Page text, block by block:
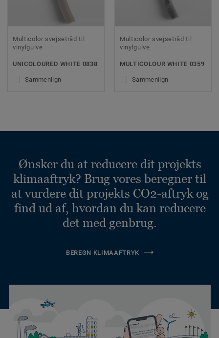
Multicolor svejsetråd til
vinylgulve
UNICOLOURED WHITE 0838
Sammenlign
Multicolor svejsetråd til
vinylgulve
MULTICOLOUR WHITE 0359
Sammenlign
Ønsker du at reducere dit projekts
klimaaftryk? Brug vores beregner til
at vurdere dit projekts CO2-aftryk og
find ud af, hvordan du kan reducere
det med genbrug.
BEREGN KLIMAAFTRYK